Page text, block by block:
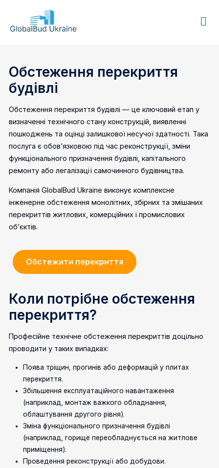
GLOBALBUD
Обстеження перекриття
будівлі
Обстеження перекриття будівлі — це ключовий етап у
визначенні технічного стану конструкцій, виявленні
пошкоджень та оцінці залишкової несучої здатності. Така
послуга є обов’язковою під час реконструкції, зміни
функціонального призначення будівлі, капітального
ремонту або легалізації самочинного будівництва.
КомпаніяGlobalBud Ukraine виконує комплексне
інженерне обстеження монолітних, збірних та змішаних
перекриттів житлових, комерційних і промислових
об’єктів.
Обстежити перекриття
Коли потрібне обстеження
перекриття?
Професійне технічне обстеження перекриттів доцільно
проводити у таких випадках:
Поява тріщин, прогинів або деформацій у плитах
перекриття.
Збільшення експлуатаційного навантаження
(наприклад, монтаж важкого обладнання,
облаштування другого рівня).
Зміна функціонального призначення будівлі
(наприклад, горище переобладнується на житлове
приміщення).
Проведення реконструкції або добудови.